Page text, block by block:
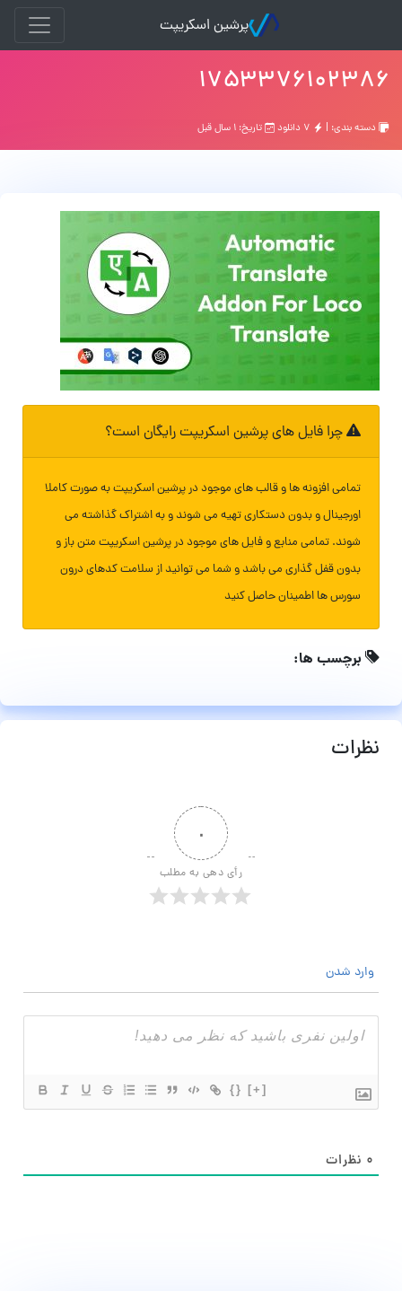
پرشین اسکریپت
۱۷۵۳۳۷۶۱۰۲۳۸۶
دسته بندی: | تاریخ: ۱ سال قبل
چرا فایل های پرشین اسکریپت رایگان است؟
تمامی افزونه ها و قالب های موجود در پرشین اسکریپت به صورت کاملا
اورجینال و بدون دستکاری تهیه می شوند و به اشتراک گذاشته می
شوند. تمامی منابع و فایل های موجود در پرشین اسکریپت متن باز و
بدون قفل گذاری می باشد و شما می توانید از سلامت کدهای درون
سورس ها اطمینان حاصل کنید
برچسب ها:
نظرات
۰
رأی دهی به مطلب
وارد شدن
{} [+]
۰ نظرات